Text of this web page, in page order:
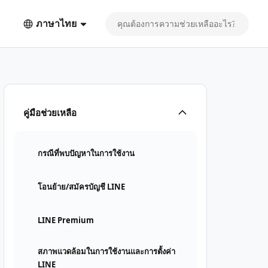
ภาษาไทย
คู่มือช่วยเหลือ
กรณีที่พบปัญหาในการใช้งาน
โอนย้าย/สมัครบัญชี LINE
LINE Premium
สภาพแวดล้อมในการใช้งานและการตั้งค่า
LINE